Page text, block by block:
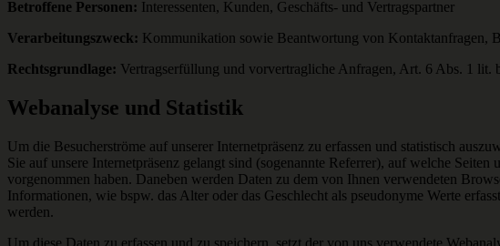
Betroffene Personen: Interessenten, Kunden, Geschäfts- und Vertragspartner
Verarbeitungszweck: Kommunikation sowie Beantwortung von Kontaktanfragen,
Rechtsgrundlage: Vertragserfüllung und vorvertragliche Anfragen, Art. 6 Abs. 1
Webanalyse und Statistik
Um die Besucherströme auf unserer Internetpräsenz zu erfassen und statistisch
Sie auf unsere Internetpräsenz gelangt sind (sogenannte Referrer), auf welche
vorgenommen haben. Daneben werden Daten zu dem von Ihnen verwendeten
Informationen, wie bspw. das Alter oder das Geschlecht als pseudonyme Werte
werden.